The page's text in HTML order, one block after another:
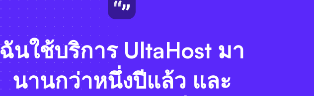
ฉันใช้บริการ UltaHost มา
นานกว่าหนึ่งปีแล้ว และ